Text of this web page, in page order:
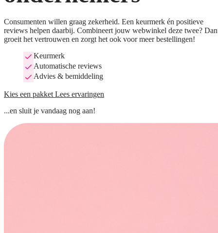
Consumenten willen graag zekerheid. Een keurmerk én positieve
reviews helpen daarbij. Combineert jouw webwinkel deze twee? Dan
groeit het vertrouwen en zorgt het ook voor meer bestellingen!
Keurmerk
Automatische reviews
Advies & bemiddeling
Kies een pakket Lees ervaringen
...en sluit je vandaag nog aan!